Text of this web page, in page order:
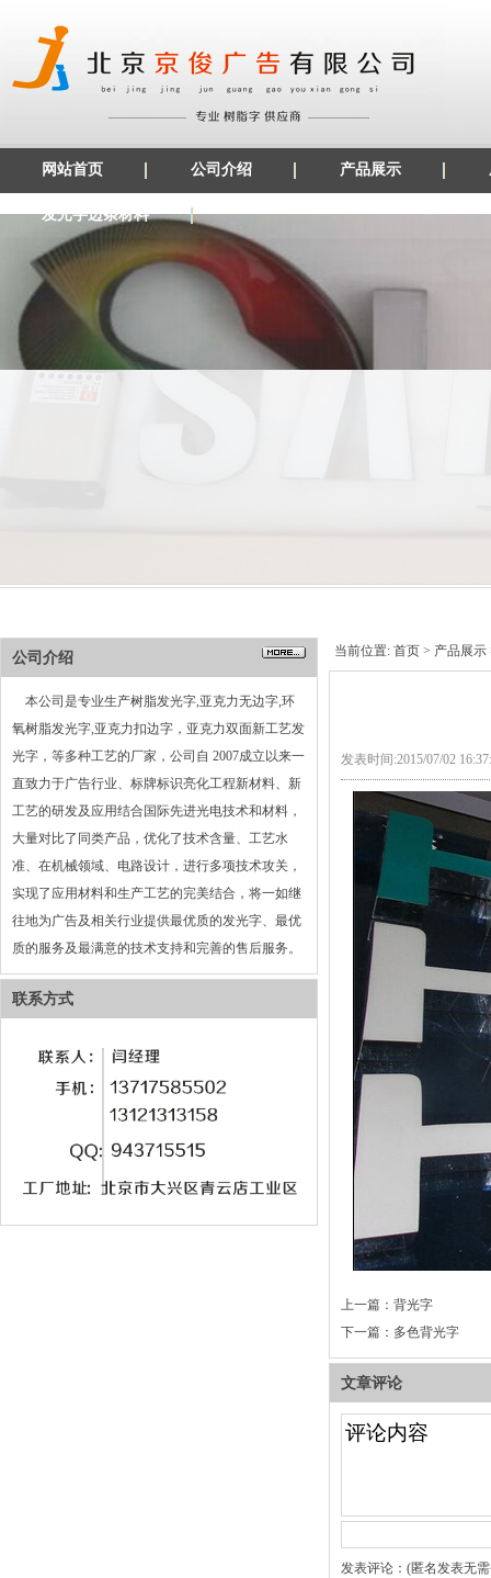
网站首页 公司介绍 产品展示
发光字边条材料
公司介绍
本公司是专业生产树脂发光字,亚克力无边字,环
氧树脂发光字,亚克力扣边字，亚克力双面新工艺发
光字，等多种工艺的厂家，公司自 2007成立以来一
直致力于广告行业、标牌标识亮化工程新材料、新
工艺的研发及应用结合国际先进光电技术和材料，
大量对比了同类产品，优化了技术含量、工艺水
准、在机械领域、电路设计，进行多项技术攻关，
实现了应用材料和生产工艺的完美结合，将一如继
往地为广告及相关行业提供最优质的发光字、最优
质的服务及最满意的技术支持和完善的售后服务。
联系方式
当前位置: 首页 > 产品展示
发表时间:2015/07/02
上一篇： 背光字
下一篇： 多色背光字
文章评论
发表评论：(匿名发表无